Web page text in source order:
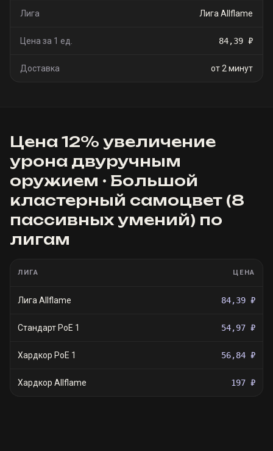
Лига Лига Allflame
Цена за 1 ед. 84,39 ₽
Доставка от 2 минут
Цена 12% увеличение
урона двуручным
оружием · Большой
кластерный самоцвет (8
пассивных умений) по
лигам
ЛИГА ЦЕНА
Лига Allflame 84,39 ₽
Стандарт PoE 1 54,97 ₽
Хардкор PoE 1 56,84 ₽
Хардкор Allflame 197 ₽